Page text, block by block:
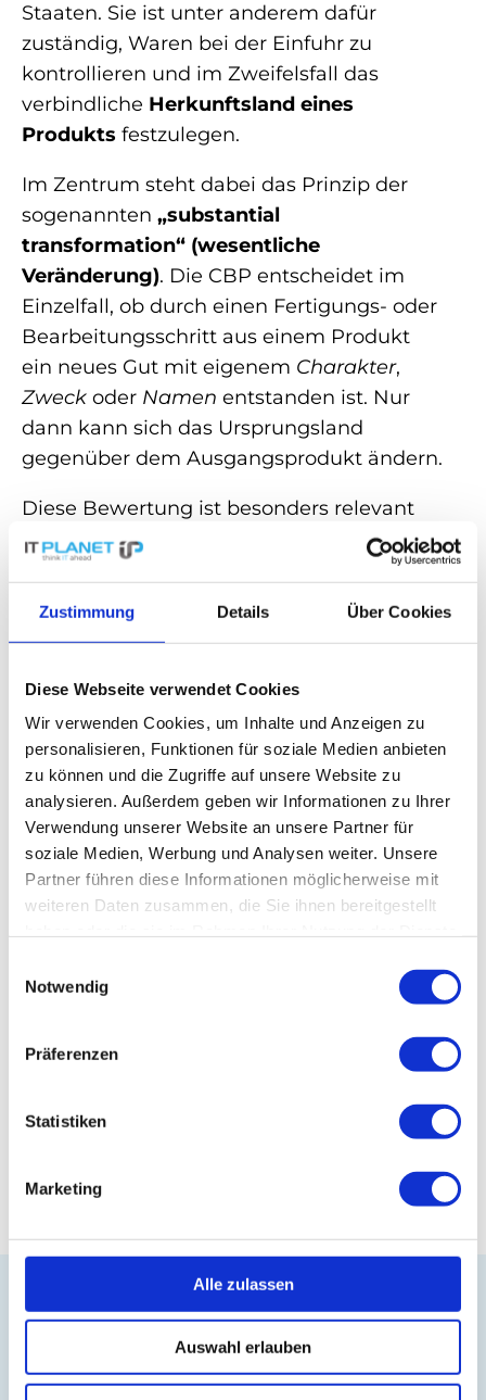
Zustimmung Details Über Cookies
Diese Webseite verwendet Cookies
Wir verwenden Cookies, um Inhalte und Anzeigen zu
personalisieren, Funktionen für soziale Medien anbieten
zu können und die Zugriffe auf unsere Website zu
analysieren. Außerdem geben wir Informationen zu Ihrer
Verwendung unserer Website an unsere Partner für
soziale Medien, Werbung und Analysen weiter. Unsere
Partner führen diese Informationen möglicherweise mit
weiteren Daten zusammen, die Sie ihnen bereitgestellt
Notwendig
Präferenzen
Statistiken
Marketing
Alle zulassen
Auswahl erlauben
Staaten. Sie ist unter anderem dafür
zuständig, Waren bei der Einfuhr zu
kontrollieren und im Zweifelsfall das
verbindliche Herkunftsland eines
Produkts festzulegen.
Im Zentrum steht dabei das Prinzip der
sogenannten „substantial
transformation“ (wesentliche
Veränderung). Die CBP entscheidet im
Einzelfall, ob durch einen Fertigungs- oder
Bearbeitungsschritt aus einem Produkt
ein neues Gut mit eigenem Charakter,
Zweck oder Namen entstanden ist. Nur
dann kann sich das Ursprungsland
gegenüber dem Ausgangsprodukt ändern.
Diese Bewertung ist besonders relevant
für komplexe Produkte wie
modulare IT-Systeme. In der Praxis wird
jeweiligen Land stattgefunden haben.
Reine Endmontage ,Konfigurationoder
dasAufspielen vonSoftwareoder
Firmwarereicht häufig nicht aus, um
einen neuen Ursprung zu begründen.
Die CBP veröffentlicht ihre
Entscheidungen in Form von sogenannten
Unternehmen nutzen diese
eigene Lieferkette besser einzuschätzen
und Risiken bei der Einfuhr zu vermeiden.